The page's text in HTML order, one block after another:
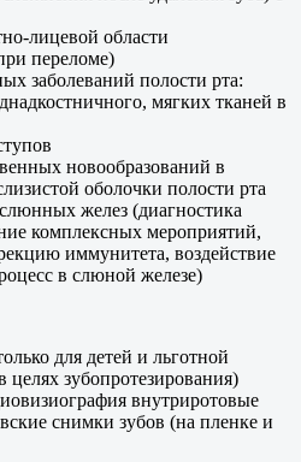
лицевой области
переломе)
заболеваний полости рта:
мягких тканей в
новообразований в
оболочки полости рта
желез (диагностика
комплексных мероприятий,
иммунитета, воздействие
в слюной железе)
для детей и льготной
целях зубопротезирования)
внутриротовые
снимки зубов (на пленке и